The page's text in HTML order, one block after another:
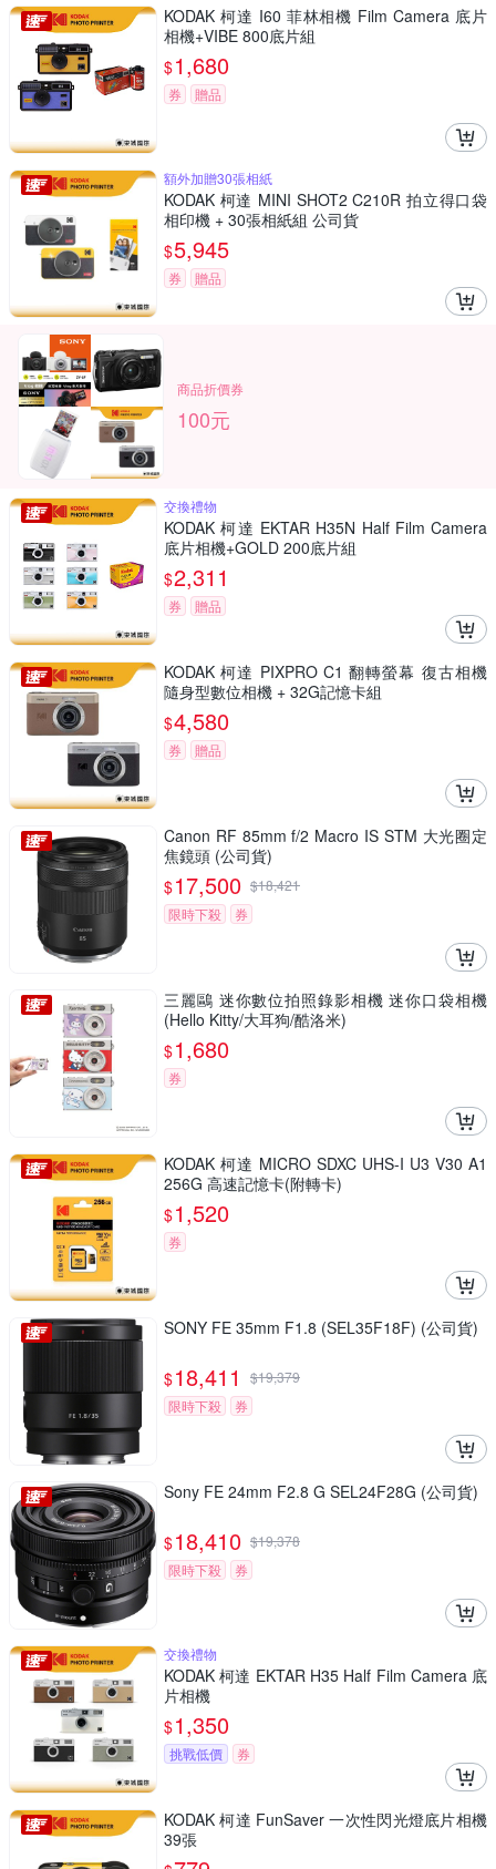
KODAK 柯達 I60 菲林相機 Film Camera 底片
相機+VIBE 800底片組
$1,680
券 贈品
額外加贈30張相紙
KODAK 柯達 MINI SHOT2 C210R 拍立得口袋
相印機 + 30張相紙組 公司貨
$5,945
券 贈品
商品折價券
100元
交換禮物
KODAK 柯達 EKTAR H35N Half Film Camera
底片相機+GOLD 200底片組
$2,311
券 贈品
KODAK 柯達 PIXPRO C1 翻轉螢幕 復古相機
隨身型數位相機 + 32G記憶卡組
$4,580
券 贈品
Canon RF 85mm f/2 Macro IS STM 大光圈定
焦鏡頭 (公司貨)
$17,500 $18,421
限時下殺
券
三麗鷗 迷你數位拍照錄影相機 迷你口袋相機
(Hello Kitty/大耳狗/酷洛米)
$1,680
券
KODAK 柯達 MICRO SDXC UHS-I U3 V30 A1
256G 高速記憶卡(附轉卡)
$1,520
券
SONY FE 35mm F1.8 (SEL35F18F) (公司貨)
$18,411 $19,379
限時下殺
券
Sony FE 24mm F2.8 G SEL24F28G (公司貨)
$18,410 $19,378
限時下殺
券
交換禮物
KODAK 柯達 EKTAR H35 Half Film Camera 底
片相機
$1,350
挑戰低價 券
KODAK 柯達 FunSaver 一次性閃光燈底片相機
39張